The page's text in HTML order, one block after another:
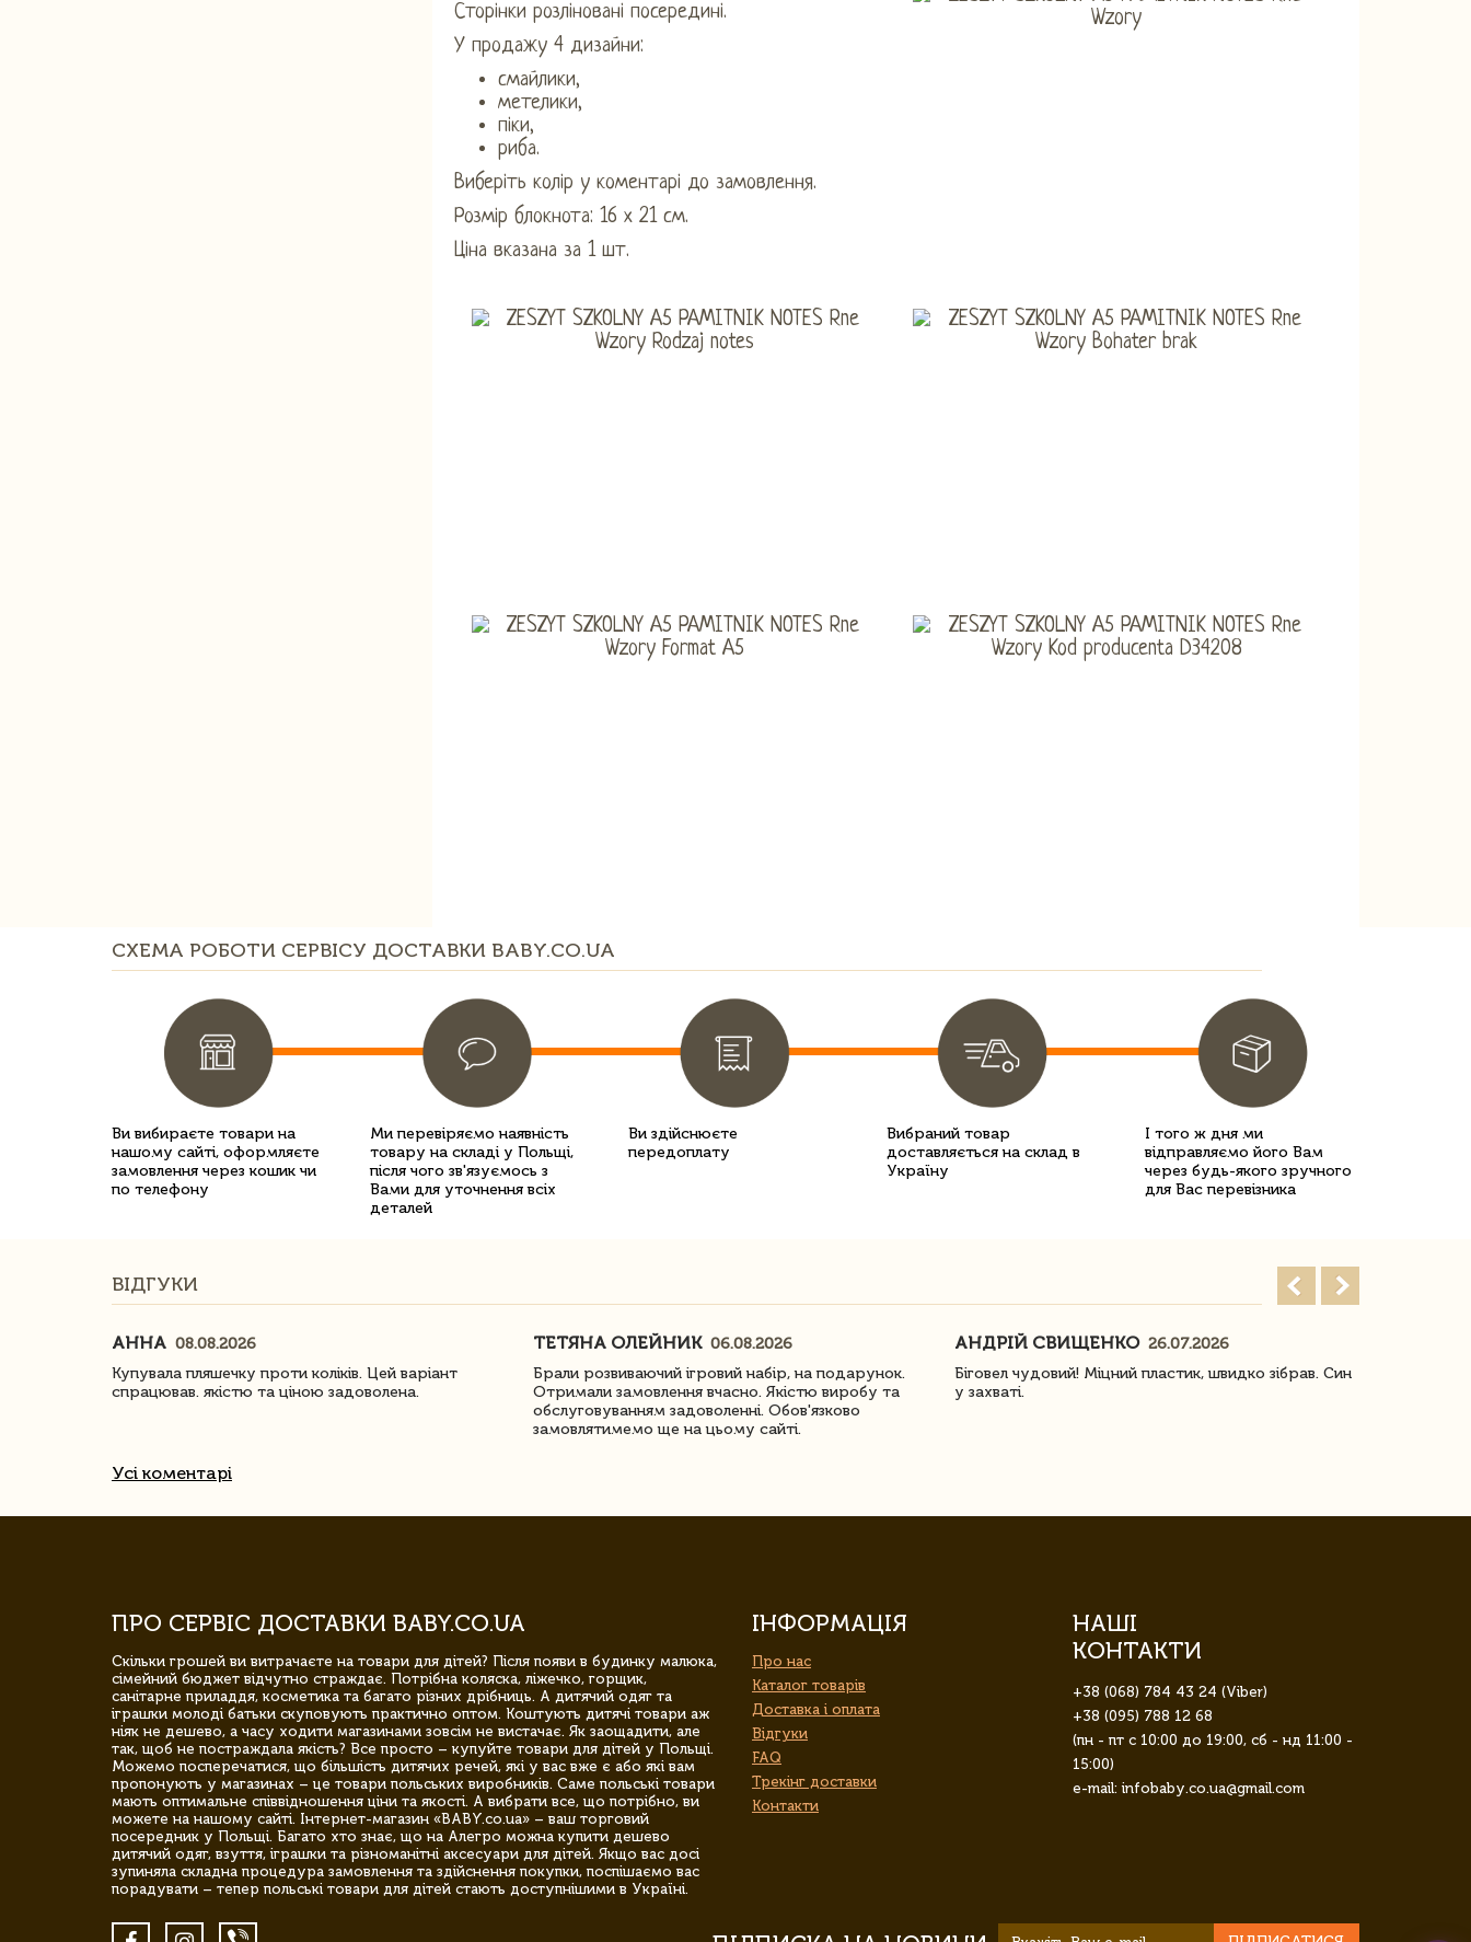
Сторінки розліновані посередині.
У продажу 4 дизайни:
смайлики,
метелики,
піки,
риба.
Виберіть колір у коментарі до замовлення.
Розмір блокнота: 16 х 21 см.
Ціна вказана за 1 шт.
СХЕМА РОБОТИ СЕРВІСУ ДОСТАВКИ BABY.CO.UA
Ви вибираєте товари на
нашому сайті, оформляєте
замовлення через кошик чи
по телефону
Ми перевіряємо наявність
товару на складі у Польщі,
після чого зв'язуємось з
Вами для уточнення всіх
деталей
Ви здійснюєте
передоплату
Вибраний товар
доставляється на склад в
Україну
І того ж дня ми
відправляємо його Вам
через будь-якого зручного
для Вас перевізника
ВІДГУКИ
АННА 08.08.2026
Купувала пляшечку проти коліків. Цей варіант
спрацював. якістю та ціною задоволена.
ТЕТЯНА ОЛЕЙНИК 06.08.2026
Брали розвиваючий ігровий набір, на подарунок.
Отримали замовлення вчасно. Якістю виробу та
обслуговуванням задоволенні. Обов'язково
замовлятимемо ще на цьому сайті.
АНДРІЙ СВИЩЕНКО 26.07.2026
Біговел чудовий! Міцний пластик, швидко зібрав. Син
у захваті.
Усі коментарі
ПРО СЕРВІС ДОСТАВКИ BABY.CO.UA
Скільки грошей ви витрачаєте на товари для дітей? Після появи в будинку малюка,
сімейний бюджет відчутно страждає. Потрібна коляска, ліжечко, горщик,
санітарне приладдя, косметика та багато різних дрібниць. А дитячий одяг та
іграшки молоді батьки скуповують практично оптом. Коштують дитячі товари аж
ніяк не дешево, а часу ходити магазинами зовсім не вистачає. Як заощадити, але
так, щоб не постраждала якість? Все просто – купуйте товари для дітей у Польщі.
Можемо посперечатися, що більшість дитячих речей, які у вас вже є або які вам
пропонують у магазинах – це товари польських виробників. Саме польські товари
мають оптимальне співвідношення ціни та якості. А вибрати все, що потрібно, ви
можете на нашому сайті. Інтернет-магазин «BABY.co.ua» – ваш торговий
посередник у Польщі. Багато хто знає, що на Алегро можна купити дешево
дитячий одяг, взуття, іграшки та різноманітні аксесуари для дітей. Якщо вас досі
зупиняла складна процедура замовлення та здійснення покупки, поспішаємо вас
порадувати – тепер польські товари для дітей стають доступнішими в Україні.
ІНФОРМАЦІЯ
Про нас
Каталог товарів
Доставка і оплата
Відгуки
FAQ
Трекінг доставки
Контакти
НАШІ
КОНТАКТИ
+38 (068) 784 43 24 (Viber)
+38 (095) 788 12 68
(пн - пт с 10:00 до 19:00, сб - нд 11:00 -
15:00)
e-mail: infobaby.co.ua@gmail.com